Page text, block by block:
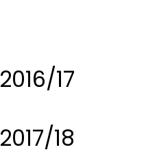
2016/17
2017/18